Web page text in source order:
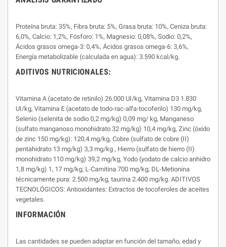
Proteína bruta: 35%, Fibra bruta: 5%, Grasa bruta: 10%, Ceniza bruta:
6,0%, Calcio: 1,2%, Fósforo: 1%, Magnesio: 0,08%, Sodio: 0,2%,
Ácidos grasos omega-3: 0,4%, Ácidos grasos omega-6: 3,6%,
Energía metabolizable (calculada en agua): 3.590 kcal/kg.
ADITIVOS NUTRICIONALES:
Vitamina A (acetato de retinilo) 26.000 UI/kg, Vitamina D3 1.830
UI/kg, Vitamina E (acetato de todo-rac-alfa-tocoferilo) 130 mg/kg,
Selenio (selenita de sodio 0,2 mg/kg) 0,09 mg/ kg, Manganeso
(sulfato manganoso monohidrato 32 mg/kg) 10,4 mg/kg, Zinc (óxido
de zinc 150 mg/kg): 120,4 mg/kg, Cobre (sulfato de cobre (II)
pentahidrato 13 mg/kg) 3,3 mg/kg , Hierro (sulfato de hierro (II)
monohidrato 110 mg/kg) 39,2 mg/kg, Yodo (yodato de calcio anhidro
1,8 mg/kg) 1, 17 mg/kg; L-Carnitina 700 mg/kg; DL-Metionina
técnicamente pura: 2.500 mg/kg, taurina 2.400 mg/kg. ADITIVOS
TECNOLÓGICOS: Antioxidantes: Extractos de tocoferoles de aceites
vegetales.
INFORMACIÓN
Las cantidades se pueden adaptar en función del tamaño, edad y